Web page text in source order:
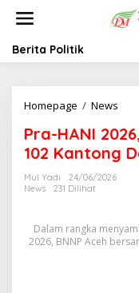
t
Berita Politik
Homepage / News
a
-
H
0
2
Pra-HANI
102 Kantong
Mul Yadi
24/06/2026
News
231 Dilihat
Dalam rangka
2026, BNNP Aceh